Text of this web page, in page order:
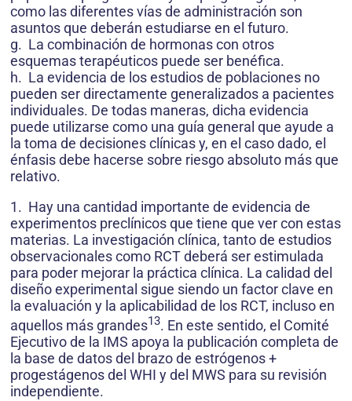
como las diferentes vías de administración son
asuntos que deberán estudiarse en el futuro.
g. La combinación de hormonas con otros
esquemas terapéuticos puede ser benéfica.
h. La evidencia de los estudios de poblaciones no
pueden ser directamente generalizados a pacientes
individuales. De todas maneras, dicha evidencia
puede utilizarse como una guía general que ayude a
la toma de decisiones clínicas y, en el caso dado, el
énfasis debe hacerse sobre riesgo absoluto más que
relativo.
1. Hay una cantidad importante de evidencia de
experimentos preclínicos que tiene que ver con estas
materias. La investigación clínica, tanto de estudios
observacionales como RCT deberá ser estimulada
para poder mejorar la práctica clínica. La calidad del
diseño experimental sigue siendo un factor clave en
la evaluación y la aplicabilidad de los RCT, incluso en
aquellos más grandes13. En este sentido, el Comité
Ejecutivo de la IMS apoya la publicación completa de
la base de datos del brazo de estrógenos +
progestágenos del WHI y del MWS para su revisión
independiente.